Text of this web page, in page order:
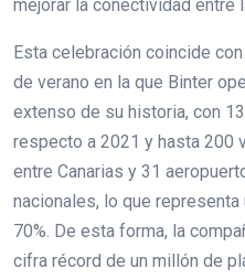
mejorar la conectividad entre
Esta celebración coincide
de verano en la que Binter
extenso de su historia, con
respecto a 2021 y hasta 200
entre Canarias y 31
nacionales, lo que
70%. De esta forma, la
cifra récord de un millón de